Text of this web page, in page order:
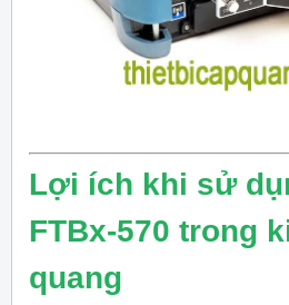
Lợi ích khi sử
FTBx-570 trong
quang